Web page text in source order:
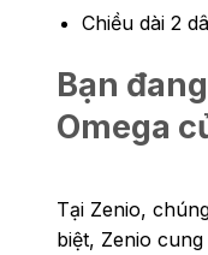
Chiều dài 2
Bạn
Omega
Tại Zenio,
biệt, Zenio